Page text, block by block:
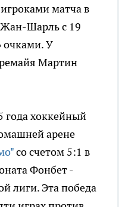
матча в
Шарль с 19
очками. У
Мартин
года хоккейный
арене
со счетом 5:1 в
Фонбет -
лиги. Эта победа